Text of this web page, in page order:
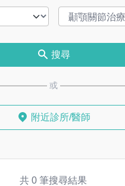
搜尋
或
附近診所/醫師
共 0 筆搜尋結果